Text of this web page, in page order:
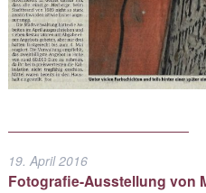
19. April 2016
Fotografie-Ausstellung von